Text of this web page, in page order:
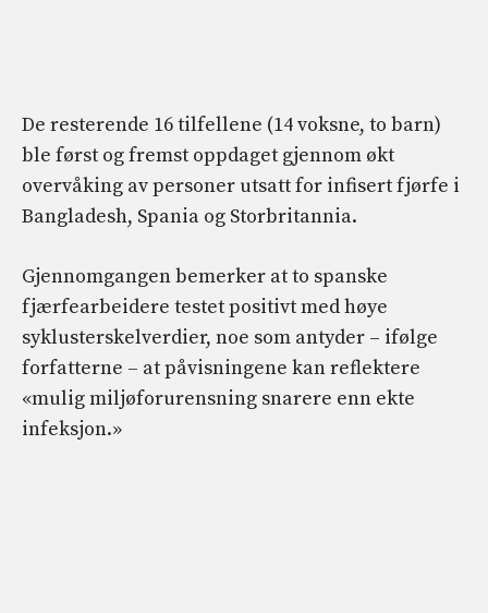
De resterende 16 tilfellene (14 voksne, to barn)
ble først og fremst oppdaget gjennom økt
overvåking av personer utsatt for infisert fjørfe i
Bangladesh, Spania og Storbritannia.
Gjennomgangen bemerker at to spanske
fjærfearbeidere testet positivt med høye
syklusterskelverdier, noe som antyder – ifølge
forfatterne – at påvisningene kan reflektere
«mulig miljøforurensning snarere enn ekte
infeksjon.»